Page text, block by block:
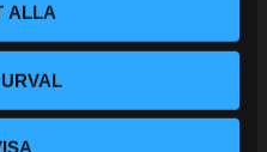
ALLA